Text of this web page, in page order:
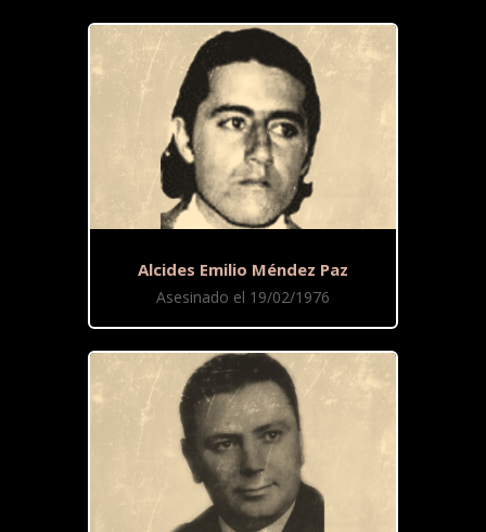
Alcides Emilio Méndez Paz
Asesinado el 19/02/1976